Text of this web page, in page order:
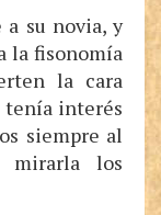
su novia, y
la fisonomía
la cara
tenía interés
siempre al
mirarla los